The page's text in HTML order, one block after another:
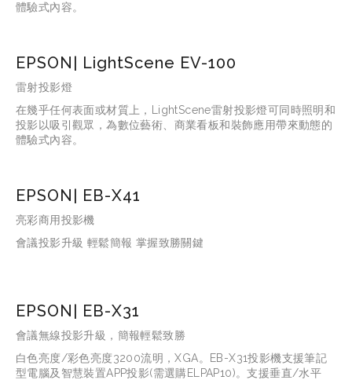
體驗式內容。
EPSON| LightScene EV-100
雷射投影燈
在幾乎任何表面或材質上，LightScene雷射投影燈可同時照明和
投影以吸引觀眾，為數位藝術、商業看板和裝飾應用帶來動態的
體驗式內容。
EPSON| EB-X41
亮彩商用投影機
會議投影升級 輕鬆簡報 掌握致勝關鍵
EPSON| EB-X31
會議無線投影升級，簡報輕鬆致勝
白色亮度/彩色亮度3200流明，XGA。EB-X31投影機支援筆記
型電腦及智慧裝置APP投影(需選購ELPAP10)。支援垂直/水平